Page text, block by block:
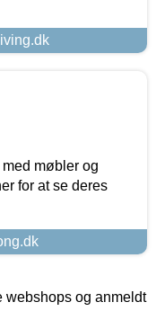
møbler og
for at se deres
og anmeldt